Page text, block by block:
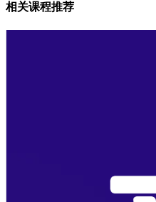
相关课程推荐